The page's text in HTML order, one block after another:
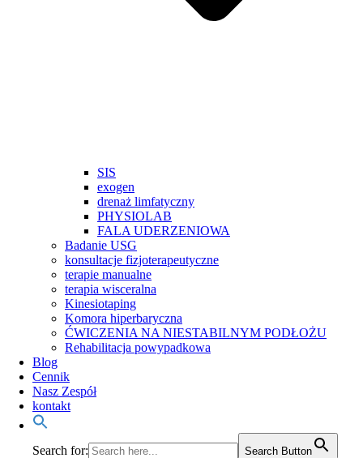
SIS
exogen
drenaż limfatyczny
PHYSIOLAB
FALA UDERZENIOWA
Badanie USG
konsultacje fizjoterapeutyczne
terapie manualne
terapia wisceralna
Kinesiotaping
Komora hiperbaryczna
ĆWICZENIA NA NIESTABILNYM PODŁOŻU
Rehabilitacja powypadkowa
Blog
Cennik
Nasz Zespół
kontakt
Search for: Search Button